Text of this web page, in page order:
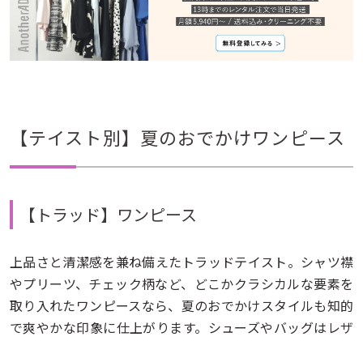
【テイスト別】夏のおでかけワンピース
【トラッド】ワンピース
上品さと清潔感を兼ね備えたトラッドテイスト。シャツ襟
やプリーツ、チェック柄など、どこかクラシカルな要素を
取り入れたワンピースなら、夏のおでかけスタイルも知的
で爽やかな印象に仕上がります。シューズやバッグはレザ